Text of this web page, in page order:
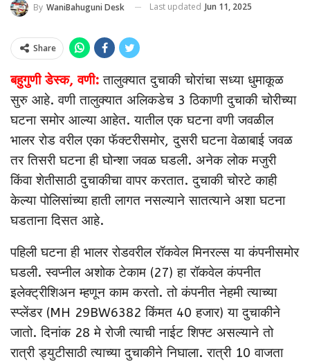
By WaniBahuguni Desk Last updated Jun 11, 2025
Share
बहुगुणी डेस्क, वणी: तालुक्यात दुचाकी चोरांचा सध्या धुमाकूळ
सुरु आहे. वणी तालुक्यात अलिकडेच 3 ठिकाणी दुचाकी चोरीच्या
घटना समोर आल्या आहेत. यातील एक घटना वणी जवळील
भालर रोड वरील एका फॅक्टरीसमोर, दुसरी घटना वेळाबाई जवळ
तर तिसरी घटना ही घोन्शा जवळ घडली. अनेक लोक मजुरी
किंवा शेतीसाठी दुचाकीचा वापर करतात. दुचाकी चोरटे काही
केल्या पोलिसांच्या हाती लागत नसल्याने सातत्याने अशा घटना
घडताना दिसत आहे.
पहिली घटना ही भालर रोडवरील रॉकवेल मिनरल्स या कंपनीसमोर
घडली. स्वप्नील अशोक टेकाम (27) हा रॉकवेल कंपनीत
इलेक्ट्रीशिअन म्हणून काम करतो. तो कंपनीत नेहमी त्याच्या
स्प्लेंडर (MH 29BW6382 किंमत 40 हजार) या दुचाकीने
जातो. दिनांक 28 मे रोजी त्याची नाईट शिफ्ट असल्याने तो
रात्री ड्युटीसाठी त्याच्या दुचाकीने निघाला. रात्री 10 वाजता